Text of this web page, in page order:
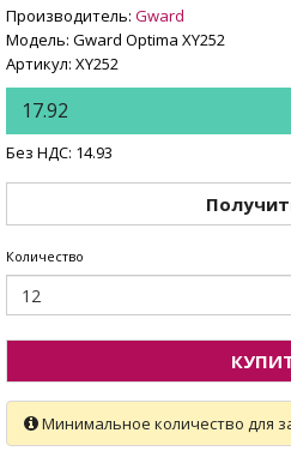
Производитель: Gward
Модель: Gward Optima XY252
Артикул: XY252
17.92
Без НДС: 14.93
Количество
Минимальное количество для